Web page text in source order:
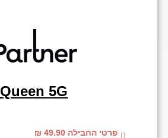
Queen 5G
פרטי החבילה 49.90 ₪